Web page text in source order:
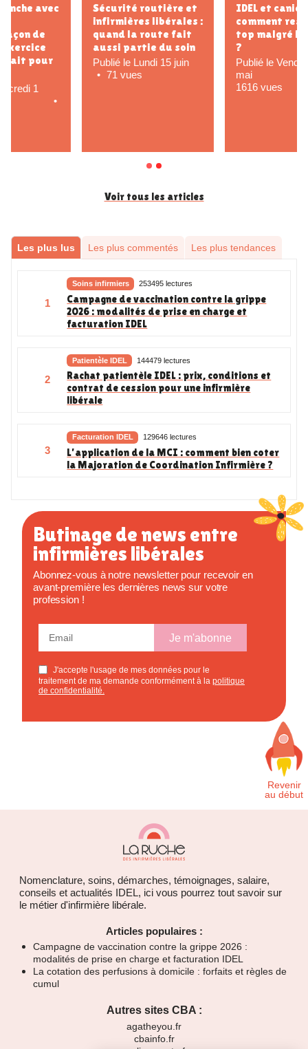
IDEL et canicule :
comment rester au
top malgré les 40°C
?
Publié le Vendredi 29
1616 vues
Tournée du matin vs
du soir : impacts sur
la vie perso et
l’énergie
Publié le Mercredi 27
123 vues
Voir tous les articles
Les plus lus Les plus commentés Les plus tendances
1
Soins infirmiers 253495 lectures
Campagne de vaccination contre la grippe
2026 : modalités de prise en charge et
facturation IDEL
2
Patientèle IDEL 144479 lectures
Rachat patientèle IDEL : prix, conditions et
contrat de cession pour une infirmière
libérale
3
Facturation IDEL 129646 lectures
L’application de la MCI : comment bien coter
la Majoration de Coordination Infirmière ?
Butinage de news entre
infirmières libérales
Abonnez-vous à notre newsletter pour recevoir en
avant-première les dernières news sur votre
profession !
Nomenclature, soins, démarches, témoignages, salaire,
conseils et actualités IDEL, ici vous pourrez tout savoir sur
le métier d'infirmière libérale.
Articles populaires :
Campagne de vaccination contre la grippe 2026 :
modalités de prise en charge et facturation IDEL
La cotation des perfusions à domicile : forfaits et règles de
cumul
Autres sites CBA :
agatheyou.fr
cbainfo.fr